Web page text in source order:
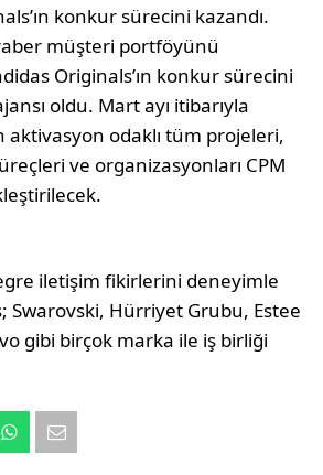
konkur sürecini kazandı.
müşteri portföyünü
Originals’ın konkur sürecini
oldu. Mart ayı itibarıyla
aktivasyon odaklı tüm projeleri,
ve organizasyonları CPM
iletişim fikirlerini deneyimle
Swarovski, Hürriyet Grubu, Estee
gibi birçok marka ile iş birliği